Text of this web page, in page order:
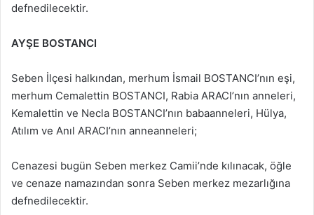
defnedilecektir.
AYŞE BOSTANCI
Seben İlçesi halkından, merhum İsmail BOSTANCI’nın eşi,
merhum Cemalettin BOSTANCI, Rabia ARACI’nın anneleri,
Kemalettin ve Necla BOSTANCI’nın babaanneleri, Hülya,
Atılım ve Anıl ARACI’nın anneanneleri;
Cenazesi bugün Seben merkez Camii’nde kılınacak, öğle
ve cenaze namazından sonra Seben merkez mezarlığına
defnedilecektir.